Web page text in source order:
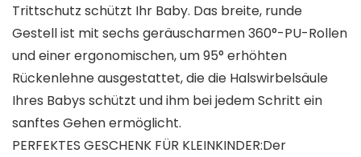
Trittschutz schützt Ihr Baby. Das breite, runde
Gestell ist mit sechs geräuscharmen 360°-PU-Rollen
und einer ergonomischen, um 95° erhöhten
Rückenlehne ausgestattet, die die Halswirbelsäule
Ihres Babys schützt und ihm bei jedem Schritt ein
sanftes Gehen ermöglicht.
PERFEKTES GESCHENK FÜR KLEINKINDER:Der